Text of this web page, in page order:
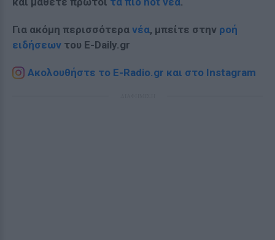
Για ακόμη περισσότερα νέα, μπείτε στην ροή
ειδήσεων του E-Daily.gr
Ακολουθήστε το E-Radio.gr και στο Instagram